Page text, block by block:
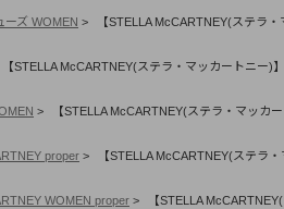
ーズ WOMEN 【STELLA McCARTNEY(ステラ
【STELLA McCARTNEY(ステラ・マッカートニー
【STELLA McCARTNEY(ステラ・マッカ
proper 【STELLA McCARTNEY(ステラ
WOMEN proper 【STELLA